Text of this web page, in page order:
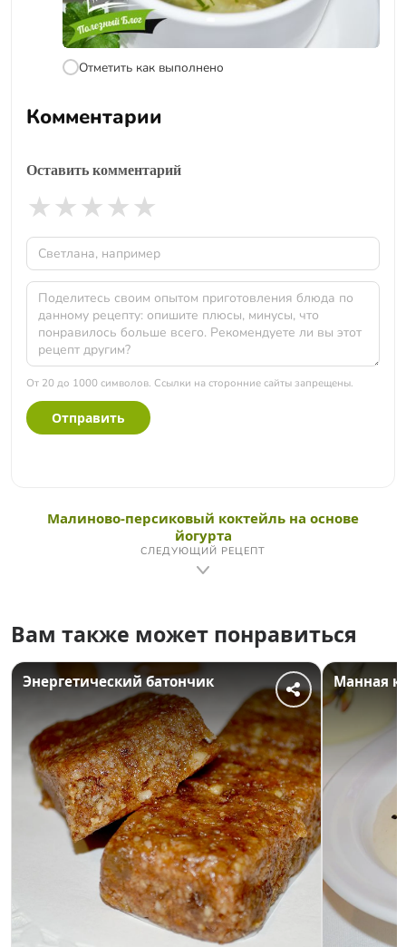
Отметить как выполнено
Комментарии
Оставить комментарий
★★★★★
От 20 до 1000 символов. Ссылки на сторонние сайты запрещены.
Отправить
Малиново-персиковый коктейль на основе
йогурта
СЛЕДУЮЩИЙ РЕЦЕПТ
Вам также может понравиться
Энергетический батончик Манная